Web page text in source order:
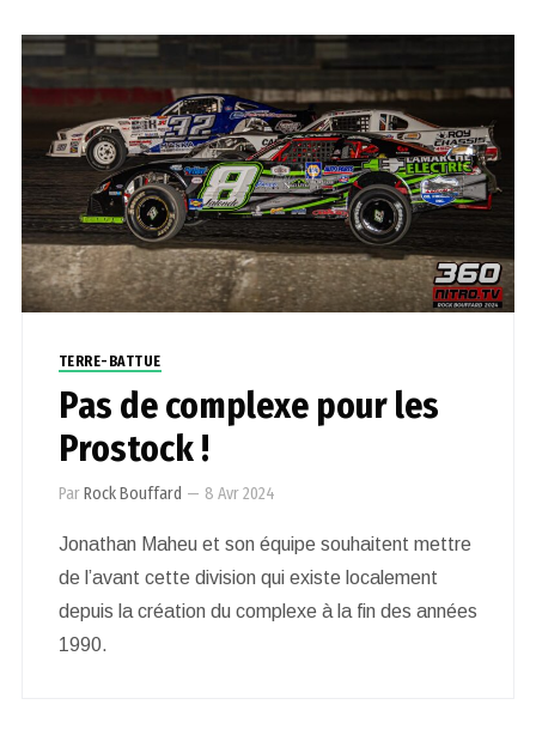
TERRE-BATTUE
Pas de complexe pour les
Prostock !
ParRock Bouffard — 8 Avr 2024
Jonathan Maheu et son équipe souhaitent mettre
de l’avant cette division qui existe localement
depuis la création du complexe à la fin des années
1990.